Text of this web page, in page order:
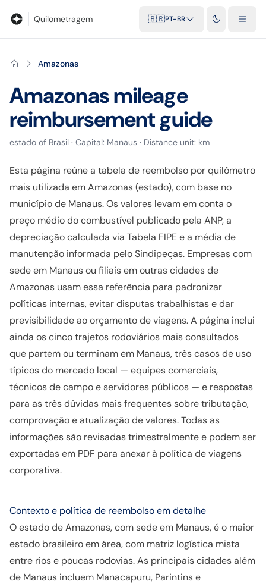
Quilometragem 🇧🇷PT-BR
Amazonas
Amazonasmileage
reimbursement guide
estado of Brasil · Capital: Manaus · Distance unit: km
Esta página reúne a tabela de reembolso por quilômetro
mais utilizada em Amazonas (estado), com base no
município de Manaus. Os valores levam em conta o
preço médio do combustível publicado pela ANP, a
depreciação calculada via Tabela FIPE e a média de
manutenção informada pelo Sindipeças. Empresas com
sede em Manaus ou filiais em outras cidades de
Amazonas usam essa referência para padronizar
políticas internas, evitar disputas trabalhistas e dar
previsibilidade ao orçamento de viagens. A página inclui
ainda os cinco trajetos rodoviários mais consultados
que partem ou terminam em Manaus, três casos de uso
típicos do mercado local — equipes comerciais,
técnicos de campo e servidores públicos — e respostas
para as três dúvidas mais frequentes sobre tributação,
comprovação e atualização de valores. Todas as
informações são revisadas trimestralmente e podem ser
exportadas em PDF para anexar à política de viagens
corporativa.
Contexto e política de reembolso em detalhe
O estado de Amazonas, com sede em Manaus, é o maior
estado brasileiro em área, com matriz logística mista
entre rios e poucas rodovias. As principais cidades além
de Manaus incluem Manacapuru, Parintins e